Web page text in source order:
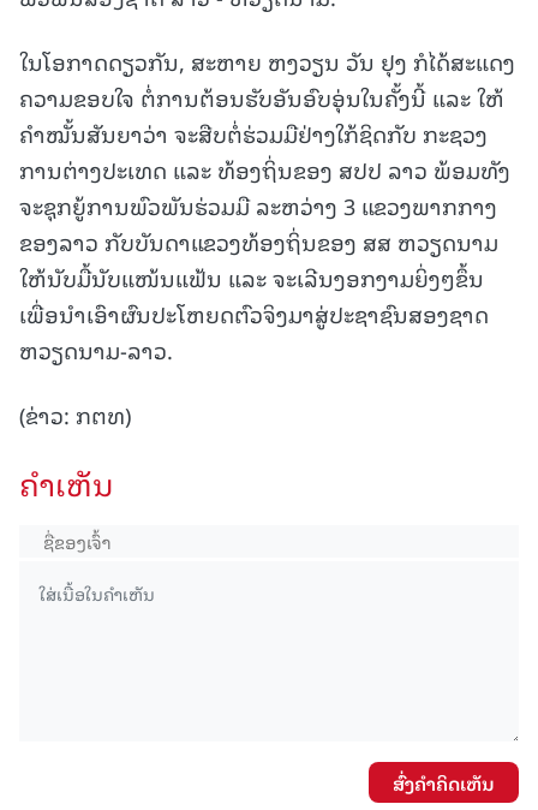
ໃນໂອກາດດຽວກັນ, ສະຫາຍ ຫງວຽນ ວັນ ຢຸງ ກໍໄດ້ສະແດງ
ຄວາມຂອບໃຈ ຕໍ່ການຕ້ອນຮັບອັນອົບອຸ່ນໃນຄັ້ງນີ້ ແລະ ໃຫ້
ຄໍາໝັ້ນສັນຍາວ່າ ຈະສືບຕໍ່ຮ່ວມມືຢ່າງໃກ້ຊິດກັບ ກະຊວງ
ການຕ່າງປະເທດ ແລະ ທ້ອງຖິ່ນຂອງ ສປປ ລາວ ພ້ອມທັງ
ຈະຊຸກຍູ້ການພົວພັນຮ່ວມມື ລະຫວ່າງ 3 ແຂວງພາກກາງ
ຂອງລາວ ກັບບັນດາແຂວງທ້ອງຖິ່ນຂອງ ສສ ຫວຽດນາມ
ໃຫ້ນັບມື້ນັບແໜ້ນແຟ້ນ ແລະ ຈະເລີນງອກງາມຍິ່ງໆຂຶ້ນ
ເພື່ອນໍາເອົາຜົນປະໂຫຍດຕົວຈິງມາສູ່ປະຊາຊົນສອງຊາດ
ຫວຽດນາມ-ລາວ.
(ຂ່າວ: ກຕທ)
ຄໍາເຫັນ
ສົ່ງຄໍາຄິດເຫັນ